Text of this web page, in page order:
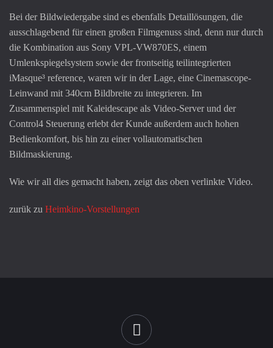
Bei der Bildwiedergabe sind es ebenfalls Detaillösungen, die
ausschlagebend für einen großen Filmgenuss sind, denn nur durch
die Kombination aus Sony VPL-VW870ES, einem
Umlenkspiegelsystem sowie der frontseitig teilintegrierten
iMasque³ reference, waren wir in der Lage, eine Cinemascope-
Leinwand mit 340cm Bildbreite zu integrieren. Im
Zusammenspiel mit Kaleidescape als Video-Server und der
Control4 Steuerung erlebt der Kunde außerdem auch hohen
Bedienkomfort, bis hin zu einer vollautomatischen
Bildmaskierung.
Wie wir all dies gemacht haben, zeigt das oben verlinkte Video.
zurük zu Heimkino-Vorstellungen